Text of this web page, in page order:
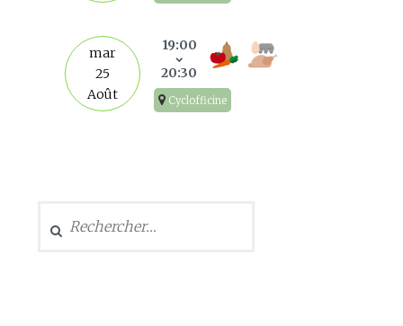
mar
25
Août
19:00
20:30
Cyclofficine